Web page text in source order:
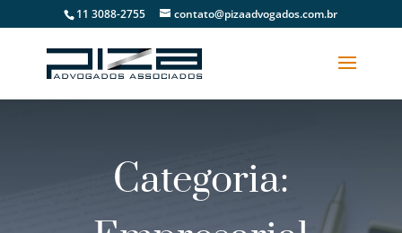
11 3088-2755 contato@pizaadvogados.com.br
Categoria: